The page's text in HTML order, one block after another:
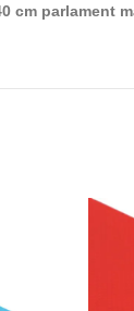
cm parlament